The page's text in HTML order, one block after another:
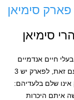
פארק סימיאן
סימיאן
חיים אנדמיים
שנמצאים בסכנת הכחדה : יונקים, ציפורים ועוד. עם זאת, לפארק יש 3
שלם בלעדיהם:
איתם היכרות